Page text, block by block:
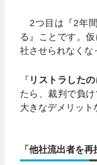
2つ目は『2年
る』ことです。
社させられなくな
『 リストラした
たら、裁判で負
大きなデメリット
「他社流出者を